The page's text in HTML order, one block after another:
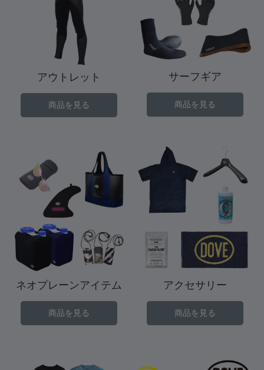
アウトレット
商品を見る
サーフギア
商品を見る
ネオプレーンアイテム
商品を見る
アクセサリー
商品を見る